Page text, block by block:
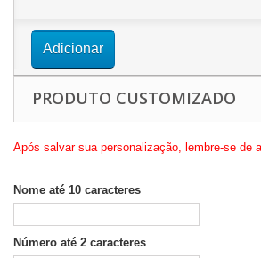
Adicionar
PRODUTO CUSTOMIZADO
Após salvar sua personalização, lembre-se de
Nome até 10 caracteres
Número até 2 caracteres